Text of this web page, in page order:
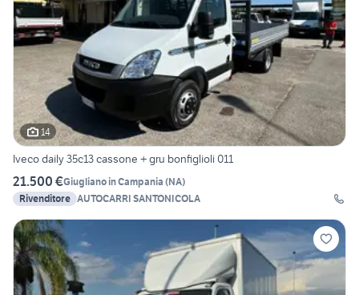
14
Iveco daily 35c13 cassone + gru bonfiglioli 011
21.500 €Giugliano in Campania (NA)
Rivenditore AUTOCARRI SANTONICOLA